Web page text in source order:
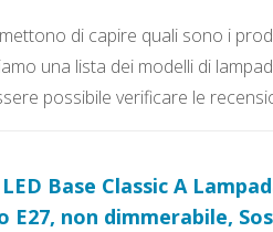
di capire quali sono i
una lista dei modelli di
possibile verificare le
Base Classic A
E27, non dimmerabile,